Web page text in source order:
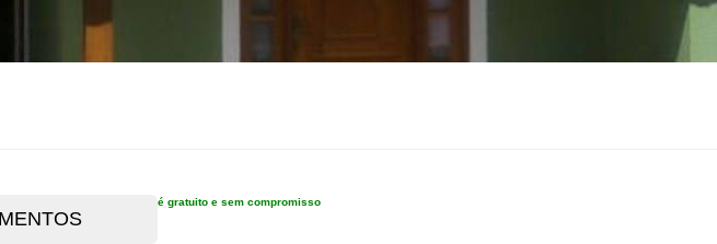
é gratuito e sem compromisso